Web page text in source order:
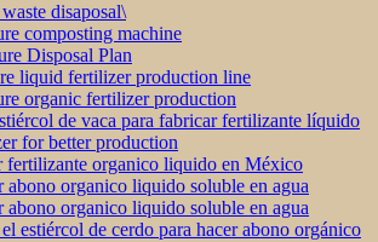
disaposal\
composting machine
Disposal Plan
liquid fertilizer production line
organic fertilizer production
de vaca para fabricar fertilizante líquido
for better production
fertilizante organico liquido en México
abono organico liquido soluble en agua
abono organico liquido soluble en agua
estiércol de cerdo para hacer abono orgánico